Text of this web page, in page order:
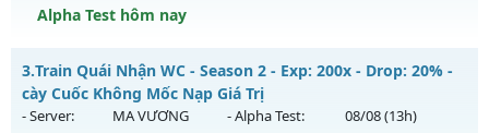
Exp: 9999x - Drop: 99%
Thể loại: Mu Nguyên bản Webzen
Antihack: Xshiel
Alpha Test hôm nay
MUHN2 - MU HÀ NỘI - Mu SEASON 2 - CÀY CUỐC PK
Mu mới ra tháng 08 2026 - Mở máy chủ
ngày 10/08/2626
3.Train Quái Nhận WC - Season 2 - Exp: 200x - Drop: 20% -
cày Cuốc Không Mốc Nạp Giá Trị
- Server: MA VƯƠNG - Alpha Test: 08/08(13h)